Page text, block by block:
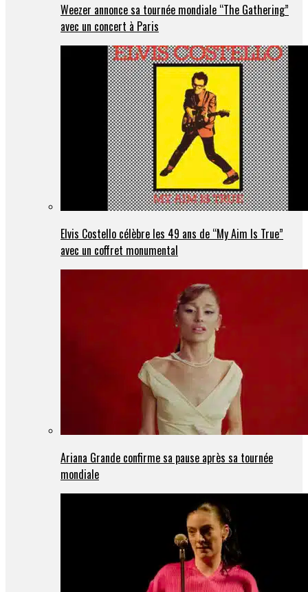
Weezer annonce sa tournée mondiale “The Gathering”
avec un concert à Paris
Elvis Costello célèbre les 49 ans de “My Aim Is True”
avec un coffret monumental
Ariana Grande confirme sa pause après sa tournée
mondiale